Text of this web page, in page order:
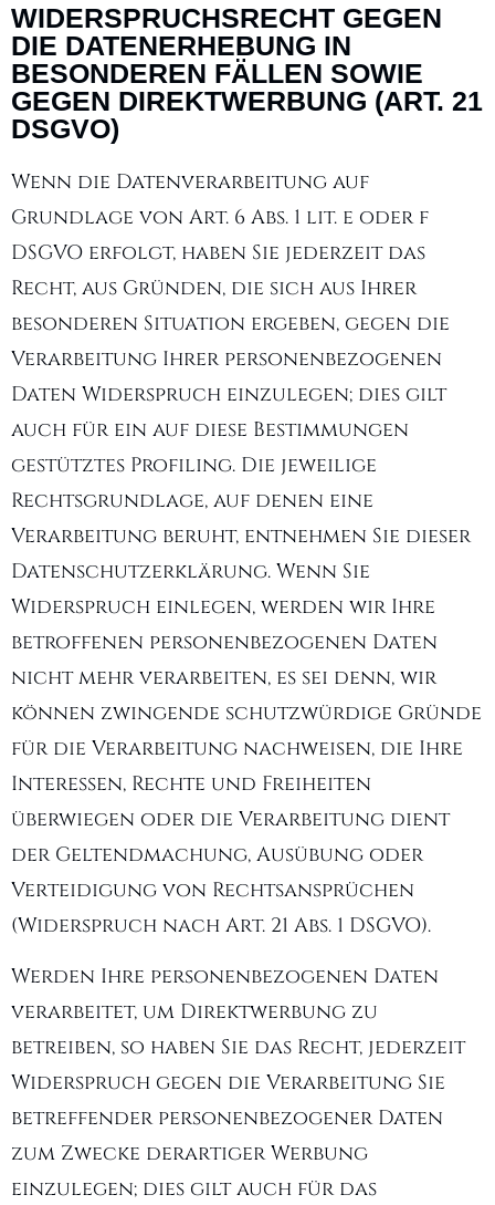
WIDERSPRUCHSRECHT GEGEN
DIE DATENERHEBUNG IN
BESONDEREN FÄLLEN SOWIE
GEGEN DIREKTWERBUNG (ART. 21
DSGVO)
Wenn die Datenverarbeitung auf
Grundlage von Art. 6 Abs. 1 lit. e oder f
DSGVO erfolgt, haben Sie jederzeit das
Recht, aus Gründen, die sich aus Ihrer
besonderen Situation ergeben, gegen die
Verarbeitung Ihrer personenbezogenen
Daten Widerspruch einzulegen; dies gilt
auch für ein auf diese Bestimmungen
gestütztes Profiling. Die jeweilige
Rechtsgrundlage, auf denen eine
Verarbeitung beruht, entnehmen Sie dieser
Datenschutzerklärung. Wenn Sie
Widerspruch einlegen, werden wir Ihre
betroffenen personenbezogenen Daten
nicht mehr verarbeiten, es sei denn, wir
können zwingende schutzwürdige Gründe
für die Verarbeitung nachweisen, die Ihre
Interessen, Rechte und Freiheiten
überwiegen oder die Verarbeitung dient
der Geltendmachung, Ausübung oder
Verteidigung von Rechtsansprüchen
(Widerspruch nach Art. 21 Abs. 1 DSGVO).
Werden Ihre personenbezogenen Daten
verarbeitet, um Direktwerbung zu
betreiben, so haben Sie das Recht, jederzeit
Widerspruch gegen die Verarbeitung Sie
betreffender personenbezogener Daten
zum Zwecke derartiger Werbung
einzulegen; dies gilt auch für das